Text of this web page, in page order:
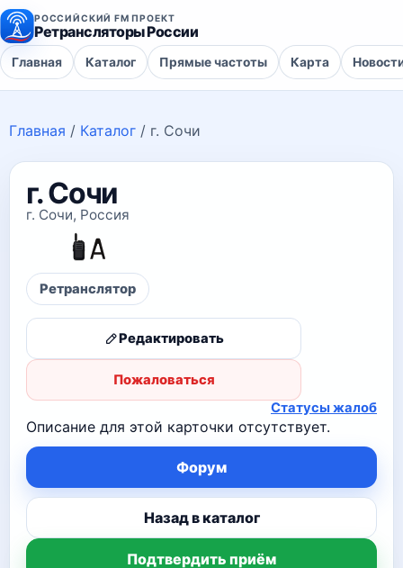
РОССИЙСКИЙ FM ПРОЕКТ
Ретрансляторы России
Главная Каталог Прямые частоты Карта
Главная / Каталог / г. Сочи
г. Сочи
г. Сочи, Россия
Ретранслятор
Редактировать
Пожаловаться
Статусы жалоб
Описание для этой карточки отсутствует.
Форум
Назад в каталог
Подтвердить приём